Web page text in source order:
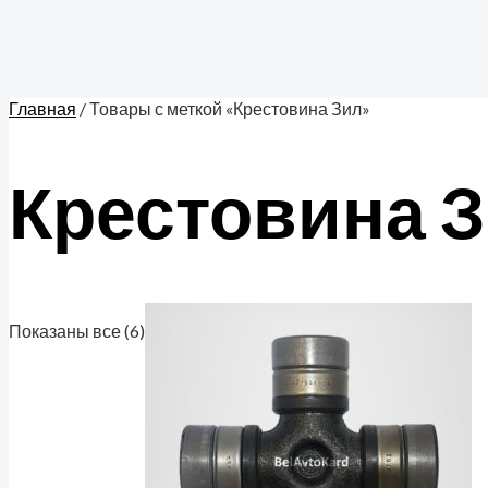
Главная / Товары с меткой «Крестовина Зил»
Крестовина
Показаны все (6)